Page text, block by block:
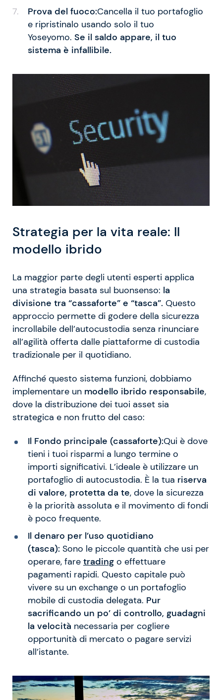
Prova del fuoco:Cancella il tuo portafoglio
e ripristinalo usando solo il tuo
Yoseyomo. Se il saldo appare, il tuo
sistema è infallibile.
Strategia per la vita reale: Il
modello ibrido
La maggior parte degli utenti esperti applica
una strategia basata sul buonsenso: la
divisione tra “cassaforte” e “tasca”. Questo
approccio permette di godere della sicurezza
incrollabile dell’autocustodia senza rinunciare
all’agilità offerta dalle piattaforme di custodia
tradizionale per il quotidiano.
Affinché questo sistema funzioni, dobbiamo
implementare un modello ibrido responsabile,
dove la distribuzione dei tuoi asset sia
strategica e non frutto del caso:
Il Fondo principale (cassaforte):Qui è dove
tieni i tuoi risparmi a lungo termine o
importi significativi. L’ideale è utilizzare un
portafoglio di autocustodia. È la tua riserva
di valore, protetta da te, dove la sicurezza
è la priorità assoluta e il movimento di fondi
è poco frequente.
Il denaro per l’uso quotidiano
(tasca): Sono le piccole quantità che usi per
operare, fare tradingo effettuare
pagamenti rapidi. Questo capitale può
vivere su un exchange o un portafoglio
mobile di custodia delegata. Pur
sacrificando un po’ di controllo, guadagni
la velocità necessaria per cogliere
opportunità di mercato o pagare servizi
all’istante.